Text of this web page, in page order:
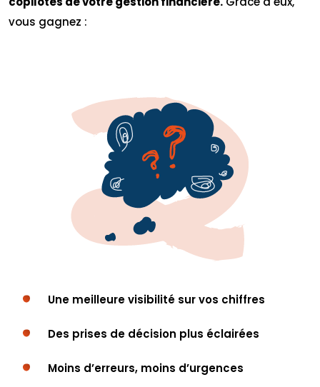
vous gagnez :
Une meilleure visibilité sur vos chiffres
Des prises de décision plus éclairées
Moins d’erreurs, moins d’urgences